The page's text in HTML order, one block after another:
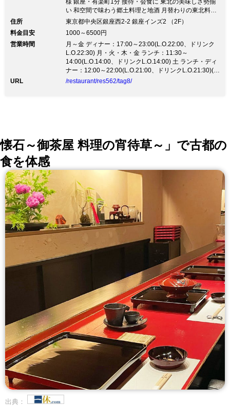
様 銀座・有楽町1分 接待・会食に 東北の美味しさ勢揃
い 和空間で味わう郷土料理と地酒 月替わりの東北料理
コース4100円(税込)～ 個室4～20名様 銀座・有楽町1分
ております。 ◆みちのくの郷土料理 東北各県の郷土料
理をお召し上がり頂けます。 ◆みちのくの地酒 東北地
方の厳選地酒を種類豊富にご用意してます。東北地方の
プレミアム酒も入荷してます。 ◆個室は4名様～ 掘り
ごたつの個室は4名様～最大20名様まで。 テーブル式の
半個室もご用意してます。 ◆カード利用は5%還元で
住所
東京都中央区銀座西2-2 銀座インズ2 （2F）
料金目安
1000～6500円
営業時間
月～金 ディナー：17:00～23:00(L.O.22:00、ドリンク
L.O.22:30) 月・火・木・金 ランチ：11:30～
14:00(L.O.14:00、ドリンクL.O.14:00) 土 ランチ・ディ
ナー：12:00～22:00(L.O.21:00、ドリンクL.O.21:30)(ラ
ンチメニューは16時までのご提供となります。)
URL /restaurant/res562/tag8/
懐石～御茶屋 料理の宵待草～」で古都の
食を体感
出典：